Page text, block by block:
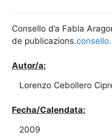
Consello d’a Fabla
de publicazions.
Autor/a:
Lorenzo Cebollero
Fecha/Calendata:
2009